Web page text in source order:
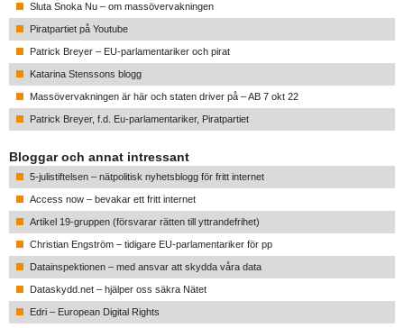
Sluta Snoka Nu – om massövervakningen
Piratpartiet på Youtube
Patrick Breyer – EU-parlamentariker och pirat
Katarina Stenssons blogg
Massövervakningen är här och staten driver på – AB 7 okt 22
Patrick Breyer, f.d. Eu-parlamentariker, Piratpartiet
Bloggar och annat intressant
5-julistiftelsen – nätpolitisk nyhetsblogg för fritt internet
Access now – bevakar ett fritt internet
Artikel 19-gruppen (försvarar rätten till yttrandefrihet)
Christian Engström – tidigare EU-parlamentariker för pp
Datainspektionen – med ansvar att skydda våra data
Dataskydd.net – hjälper oss säkra Nätet
Edri – European Digital Rights